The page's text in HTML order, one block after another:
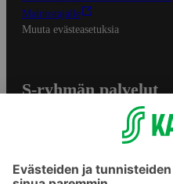
Mainostajalle
Muuta evästeasetuksia
S-ryhmän palvelut
Yhteishyvä Ruoka -sovellus